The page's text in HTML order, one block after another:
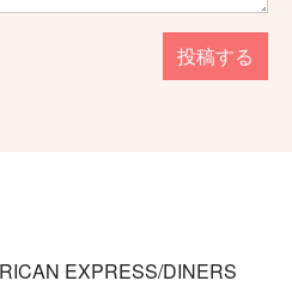
投稿する
EXPRESS/DINERS